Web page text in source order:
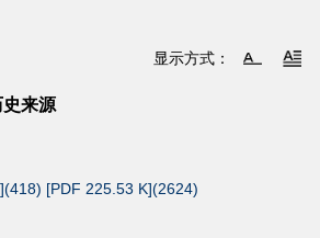
显示方式：
史来源
418) [PDF 225.53 K](2624)